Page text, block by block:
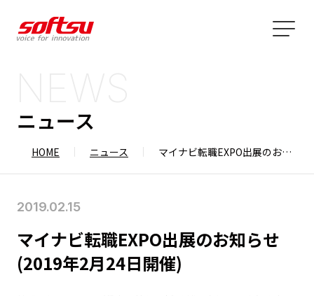
ニュース
HOME ニュース マイナビ転職EXPO出展のお知らせ(2019年2月24日開催)
2019.02.15
マイナビ転職EXPO出展のお知らせ
(2019年2月24日開催)